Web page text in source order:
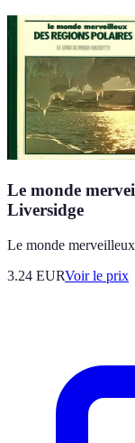
Le monde
Liversidge
Le monde merveilleux
3.24 EURVoir le prix